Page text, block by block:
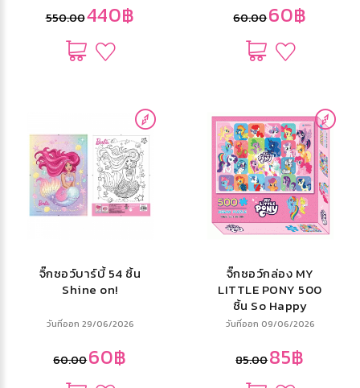
550.00440฿ 60.0060฿
จิ๊กซอว์บาร์บี้ 54 ชิ้น
Shine on!
วันที่ออก 29/06/2026
60.0060฿
จิ๊กซอว์กล่อง MY
LITTLE PONY 500
ชิ้น So Happy
วันที่ออก 09/06/2026
85.0085฿